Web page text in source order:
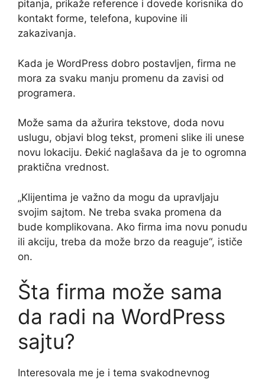
pitanja, prikaže reference i dovede korisnika do
kontakt forme, telefona, kupovine ili
zakazivanja.
Kada je WordPress dobro postavljen, firma ne
mora za svaku manju promenu da zavisi od
programera.
Može sama da ažurira tekstove, doda novu
uslugu, objavi blog tekst, promeni slike ili unese
novu lokaciju. Đekić naglašava da je to ogromna
praktična vrednost.
„Klijentima je važno da mogu da upravljaju
svojim sajtom. Ne treba svaka promena da
bude komplikovana. Ako firma ima novu ponudu
ili akciju, treba da može brzo da reaguje“, ističe
on.
Šta firma može sama
da radi na WordPress
sajtu?
Interesovala me je i tema svakodnevnog